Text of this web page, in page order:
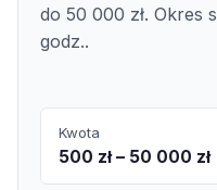
do 50 000 zł. Okres
godz..
Kwota
500 zł – 50 000 zł